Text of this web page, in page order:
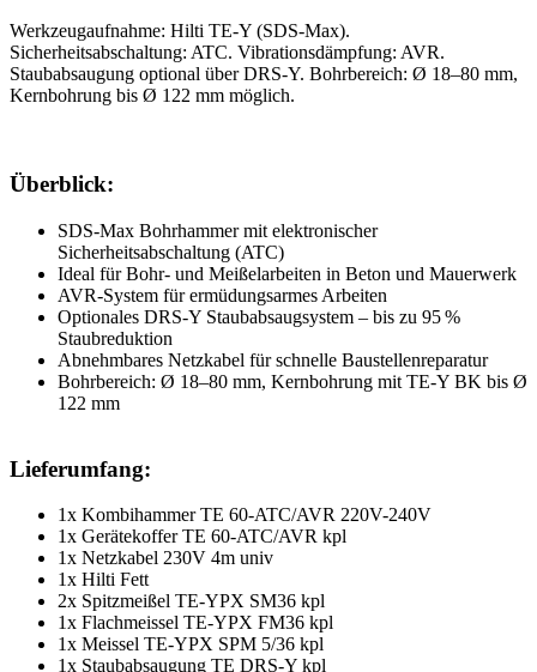
Werkzeugaufnahme: Hilti TE-Y (SDS-Max).
Sicherheitsabschaltung: ATC. Vibrationsdämpfung: AVR.
Staubabsaugung optional über DRS-Y. Bohrbereich: Ø 18–80 mm,
Kernbohrung bis Ø 122 mm möglich.
Überblick:
SDS-Max Bohrhammer mit elektronischer
Sicherheitsabschaltung (ATC)
Ideal für Bohr- und Meißelarbeiten in Beton und Mauerwerk
AVR-System für ermüdungsarmes Arbeiten
Optionales DRS-Y Staubabsaugsystem – bis zu 95 %
Staubreduktion
Abnehmbares Netzkabel für schnelle Baustellenreparatur
Bohrbereich: Ø 18–80 mm, Kernbohrung mit TE-Y BK bis Ø
122 mm
Lieferumfang:
1x Kombihammer TE 60-ATC/AVR 220V-240V
1x Gerätekoffer TE 60-ATC/AVR kpl
1x Netzkabel 230V 4m univ
1x Hilti Fett
2x Spitzmeißel TE-YPX SM36 kpl
1x Flachmeissel TE-YPX FM36 kpl
1x Meissel TE-YPX SPM 5/36 kpl
1x Staubabsaugung TE DRS-Y kpl